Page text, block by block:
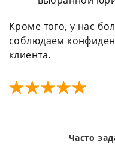
Кроме того, у нас
соблюдаем
клиента.
Часто